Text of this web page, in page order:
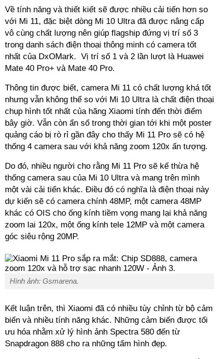
Về tính năng và thiết kiết sẽ được nhiều cải tiến hơn so
với Mi 11, đặc biệt dòng Mi 10 Ultra đã được nâng cấp
vô cùng chất lượng nên giúp flagship đứng vị trí số 3
trong danh sách điện thoại thông minh có camera tốt
nhất của DxOMark. Vị trí số 1 và 2 lần lượt là Huawei
Mate 40 Pro+ và Mate 40 Pro.
Thông tin được biết, camera Mi 11 có chất lượng khá tốt
nhưng vẫn không thể so với Mi 10 Ultra là chất điện thoại
chụp hình tốt nhất của hãng Xiaomi tính đến thời điểm
bây giờ. Vẫn còn ẩn số trong thời gian tới khi một poster
quảng cáo bị rò rỉ gần đây cho thấy Mi 11 Pro sẽ có hệ
thống 4 camera sau với khả năng zoom 120x ấn tượng.
Do đó, nhiều người cho rằng Mi 11 Pro sẽ kế thừa hệ
thống camera sau của Mi 10 Ultra và mang trên mình
một vài cải tiến khác. Điều đó có nghĩa là điện thoại này
dự kiến sẽ có camera chính 48MP, một camera 48MP
khác có OIS cho ống kính tiềm vọng mang lại khả năng
zoom lai 120x, một ống kính tele 12MP và một camera
góc siêu rộng 20MP.
Hình ảnh: Gsmarena.
Kết luận trên, thì Xiaomi đã có nhiều tùy chỉnh từ bộ cảm
biến và nhiều tính năng khác. Những cảm biến được tối
ưu hóa nhằm xử lý hình ảnh Spectra 580 đến từ
Snapdragon 888 cho ra những tấm hình đẹp.